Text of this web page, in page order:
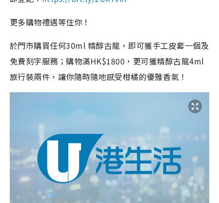
更多購物禮遇等住你！
於門市購買任何30ml 精醇古龍，即可獲手工皮套一個及
免費刻字服務；購物滿HK$1800 ，更可獲精醇古龍4ml
旅行裝兩件，讓你隨時隨地感受柑橘的優雅香氣！